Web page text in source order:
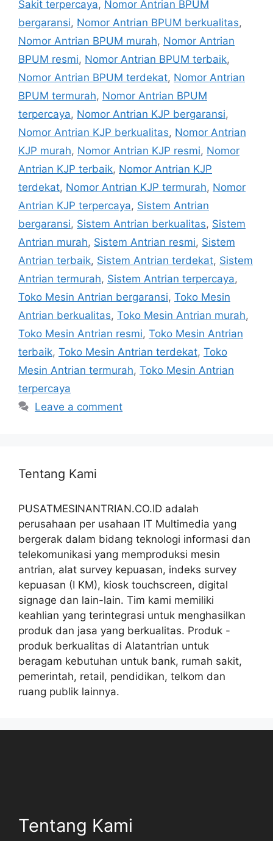
Sakit terpercaya, Nomor Antrian BPUM
bergaransi, Nomor Antrian BPUM berkualitas,
Nomor Antrian BPUM murah, Nomor Antrian
BPUM resmi, Nomor Antrian BPUM terbaik,
Nomor Antrian BPUM terdekat, Nomor Antrian
BPUM termurah, Nomor Antrian BPUM
terpercaya, Nomor Antrian KJP bergaransi,
Nomor Antrian KJP berkualitas, Nomor Antrian
KJP murah, Nomor Antrian KJP resmi, Nomor
Antrian KJP terbaik, Nomor Antrian KJP
terdekat, Nomor Antrian KJP termurah, Nomor
Antrian KJP terpercaya, Sistem Antrian
bergaransi, Sistem Antrian berkualitas, Sistem
Antrian murah, Sistem Antrian resmi, Sistem
Antrian terbaik, Sistem Antrian terdekat, Sistem
Antrian termurah, Sistem Antrian terpercaya,
Toko Mesin Antrian bergaransi, Toko Mesin
Antrian berkualitas, Toko Mesin Antrian murah,
Toko Mesin Antrian resmi, Toko Mesin Antrian
terbaik, Toko Mesin Antrian terdekat, Toko
Mesin Antrian termurah, Toko Mesin Antrian
terpercaya
Leave a comment
Tentang Kami
PUSATMESINANTRIAN.CO.ID adalah
perusahaan per usahaan IT Multimedia yang
bergerak dalam bidang teknologi informasi dan
telekomunikasi yang memproduksi mesin
antrian, alat survey kepuasan, indeks survey
kepuasan (I KM), kiosk touchscreen, digital
signage dan lain-lain. Tim kami memiliki
keahlian yang terintegrasi untuk menghasilkan
produk dan jasa yang berkualitas. Produk -
produk berkualitas di Alatantrian untuk
beragam kebutuhan untuk bank, rumah sakit,
pemerintah, retail, pendidikan, telkom dan
ruang publik lainnya.
Tentang Kami